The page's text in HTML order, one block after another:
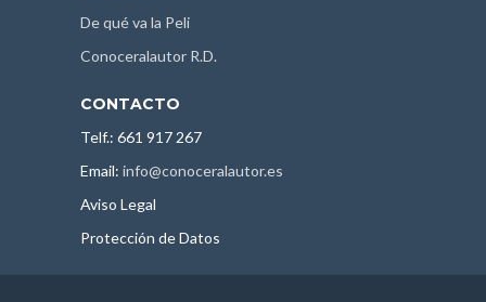
De qué va la Peli
Conoceralautor R.D.
CONTACTO
Telf.: 661 917 267
Email: info@conoceralautor.es
Aviso Legal
Protección de Datos